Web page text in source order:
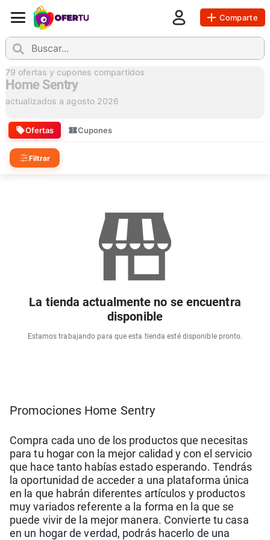
Comparte
79 ofertas y cupones compartidos
Home Sentry
actualizados a agosto 2026
Ofertas Cupones
Filtrar
La tienda actualmente no se encuentra
disponible
Estamos trabajando para que esta tienda esté disponible pronto.
Promociones Home Sentry
Compra cada uno de los productos que necesitas
para tu hogar con la mejor calidad y con el servicio
que hace tanto habías estado esperando. Tendrás
la oportunidad de acceder a una plataforma única
en la que habrán diferentes artículos y productos
muy variados referente a la forma en la que se
puede vivir de la mejor manera. Convierte tu casa
en un hogar de verdad, podrás hacerlo de una